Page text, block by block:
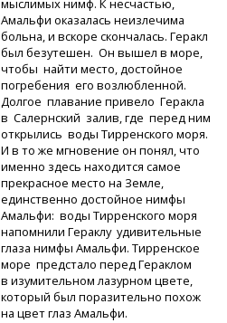
мыслимых нимф. К несчастью,
Амальфи оказалась неизлечима
больна, и вскоре скончалась. Геракл
был безутешен. Он вышел в море,
чтобы найти место, достойное
погребения его возлюбленной.
Долгое плавание привело Геракла
в Салернский залив, где перед ним
открылись воды Тирренского моря.
И в то же мгновение он понял, что
именно здесь находится самое
прекрасное место на Земле,
единственно достойное нимфы
Амальфи: воды Тирренского моря
напомнили Гераклу удивительные
глаза нимфы Амальфи. Тирренское
море предстало перед Гераклом
в изумительном лазурном цвете,
который был поразительно похож
на цвет глаз Амальфи.